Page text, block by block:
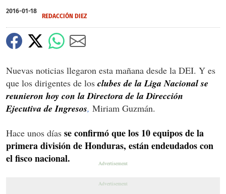
2016-01-18
REDACCIÓN DIEZ
Nuevas noticias llegaron esta mañana desde la DEI. Y es
que los dirigentes de los clubes de la Liga Nacional se
reunieron hoy con la Directora de la Dirección
Ejecutiva de Ingresos, Miriam Guzmán.
Hace unos días se confirmó que los 10 equipos de la
primera división de Honduras, están endeudados con
el fisco nacional.